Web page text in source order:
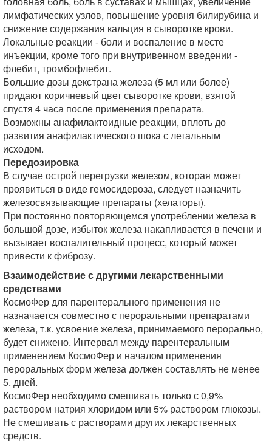
лимфатических узлов, повышение уровня билирубина и
снижение содержания кальция в сыворотке крови.
Локальные реакции - боли и воспаление в месте
инъекции, кроме того при внутривенном введении -
флебит, тромбофлебит.
Большие дозы декстрана железа (5 мл или более)
придают коричневый цвет сыворотке крови, взятой
спустя 4 часа после применения препарата.
Возможны анафилактоидные реакции, вплоть до
развития анафилактического шока с летальным
исходом.
Передозировка
В случае острой перегрузки железом, которая может
проявиться в виде гемосидероза, следует назначить
железосвязывающие препараты (хелаторы).
При постоянно повторяющемся употреблении железа в
большой дозе, избыток железа накапливается в печени и
вызывает воспалительный процесс, который может
привести к фиброзу.
Взаимодействие с другими лекарственными
средствами
КосмоФер для парентерального применения не
назначается совместно с пероральными препаратами
железа, т.к. усвоение железа, принимаемого перорально,
будет снижено. Интервал между парентеральным
применением КосмоФер и началом применения
пероральных форм железа должен составлять не менее
5. дней.
КосмоФер необходимо смешивать только с 0,9%
раствором натрия хлоридом или 5% раствором глюкозы.
Не смешивать с растворами других лекарственных
средств.